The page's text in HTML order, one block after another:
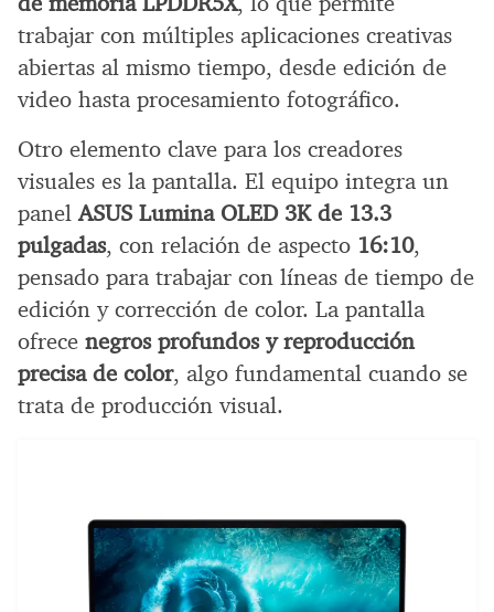
trabajar con múltiples aplicaciones creativas
abiertas al mismo tiempo, desde edición de
video hasta procesamiento fotográfico.
Otro elemento clave para los creadores
visuales es la pantalla. El equipo integra un
panelASUS Lumina OLED 3K de 13.3
pulgadas, con relación de aspecto 16:10,
pensado para trabajar con líneas de tiempo de
edición y corrección de color. La pantalla
ofrece negros profundos y reproducción
precisa de color, algo fundamental cuando se
trata de producción visual.